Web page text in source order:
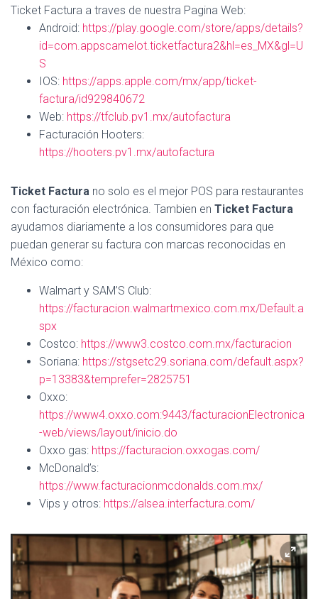
Ticket Factura a traves de nuestra Pagina Web:
Android: https://play.google.com/store/apps/details?
id=com.appscamelot.ticketfactura2&hl=es_MX&gl=U
S
IOS: https://apps.apple.com/mx/app/ticket-
factura/id929840672
Web: https://tfclub.pv1.mx/autofactura
Facturación Hooters:
https://hooters.pv1.mx/autofactura
Ticket Factura no solo es el mejor POS para restaurantes
con facturación electrónica. Tambien en Ticket Factura
ayudamos diariamente a los consumidores para que
puedan generar su factura con marcas reconocidas en
México como:
Walmart y SAM’S Club:
https://facturacion.walmartmexico.com.mx/Default.a
spx
Costco: https://www3.costco.com.mx/facturacion
Soriana: https://stgsetc29.soriana.com/default.aspx?
p=13383&temprefer=2825751
Oxxo:
https://www4.oxxo.com:9443/facturacionElectronica
-web/views/layout/inicio.do
Oxxo gas: https://facturacion.oxxogas.com/
McDonald’s:
https://www.facturacionmcdonalds.com.mx/
Vips y otros: https://alsea.interfactura.com/